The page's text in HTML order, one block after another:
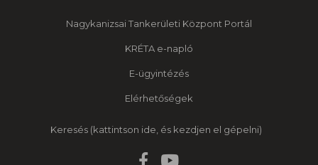
Nagykanizsai Tankerületi Központ Portál
KRÉTA e-napló
E-ügyintézés
Elérhetőségek
Keresés